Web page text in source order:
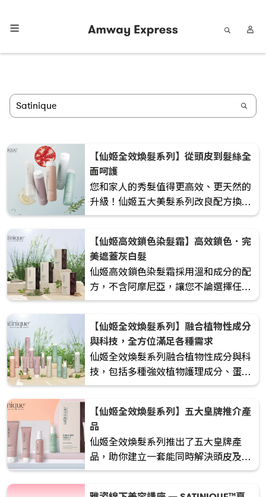
【仙姬全效煥髮系列】從頭皮到髮絲全
面呵護
您和家人的秀髮值得更高效、更天然的
升級！仙姬五大美髮系列改良配方換上
全新包裝，由根源修護整體髮質，令髮
【仙姬高效鎖色染髮霜】高效鎖色．完
美遮蓋灰白髮
仙姬高效鎖色染髮霜採用溫和成分的配
方，不含阿摩尼亞，讓您不論選擇任何
髮色都能擁有亮麗色澤！蘊含葵花籽複
榴，完美遮蓋灰白髮，染後秀髮持久亮
麗。
【仙姬全效煥髮系列】融合植物性成分
與科技，全方位滿足各種需求
仙姬全效煥髮系列融合植物性成分與科
技，包括多種強效植物護理成分、蛋白
複合物和益生元，更採用兩大獨家專利
術，高效修復並強化頭髮毛鱗片及皮
質。
【仙姬全效煥髮系列】五大皇牌推介產
品
仙姬全效煥髮系列推出了五大皇牌產
品，助你建立一套能同時解決頭皮及頭
髮問題的最佳個人化護理方案。